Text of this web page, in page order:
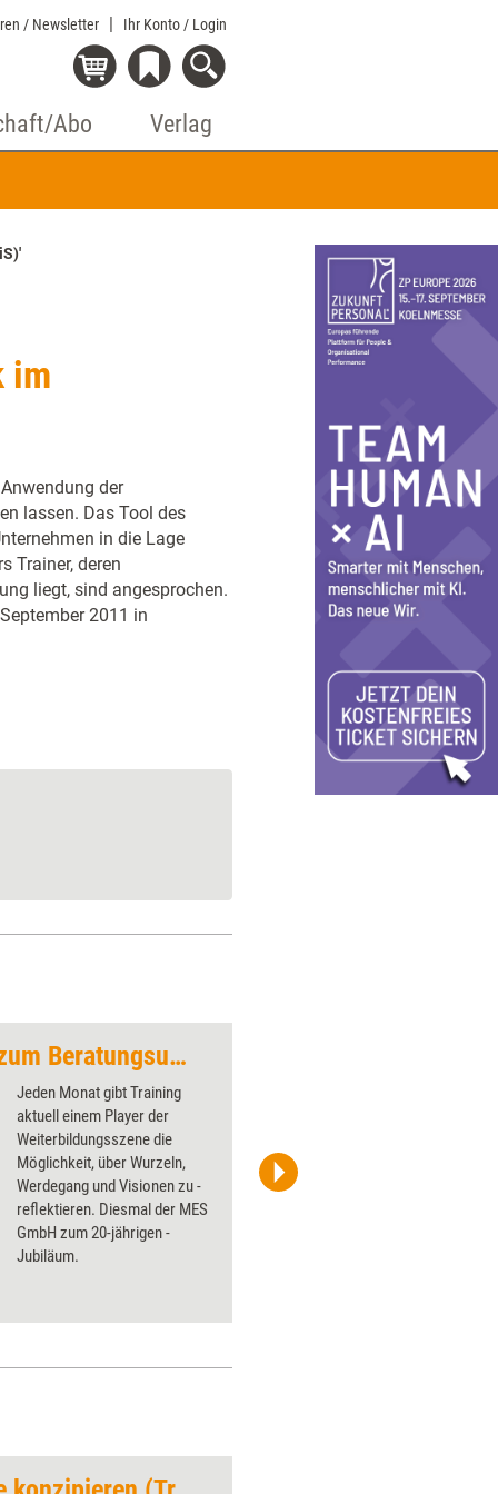
/ Newsletter Ihr Konto / Login
Abo Verlag
im
der
lassen. Das Tool des
in die Lage
Trainer, deren
liegt, sind angesprochen.
2011 in
Vom Keller-Startup zum Beratungsunternehmen
Jeden Monat gibt Training
aktuell einem Player der
Weiterbildungsszene die
Möglichkeit, über Wurzeln,
Werdegang und Visionen zu ­
reflektieren. Diesmal der MES
GmbH zum 20-jährigen ­
Jubiläum.
Privat